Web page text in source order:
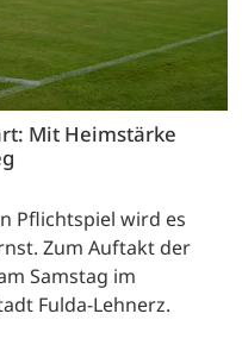
Mit Heimstärke
Pflichtspiel wird es
Zum Auftakt der
Samstag im
Fulda-Lehnerz.